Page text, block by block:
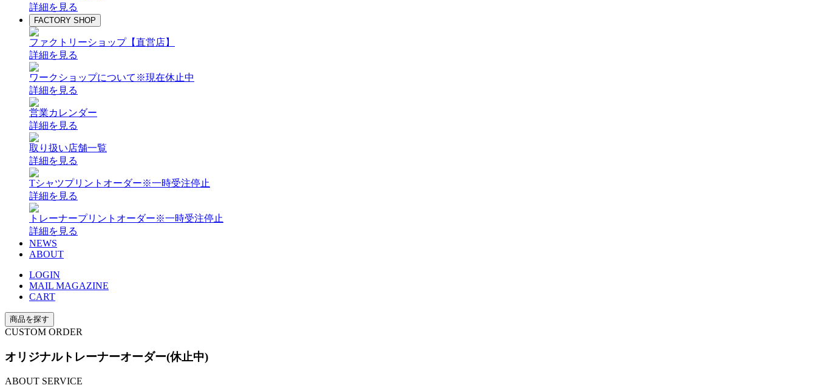
詳細を見る
FACTORY SHOP
ファクトリーショップ【直営店】
詳細を見る
ワークショップについて ※現在休止中
詳細を見る
営業カレンダー
詳細を見る
取り扱い店舗一覧
詳細を見る
Tシャツプリントオーダー※一時受注停止
詳細を見る
トレーナープリントオーダー※一時受注停止
詳細を見る
NEWS
ABOUT
LOGIN
MAIL MAGAZINE
CART
商品を探す
CUSTOM ORDER
オリジナルトレーナーオーダー(休止中)
ABOUT SERVICE